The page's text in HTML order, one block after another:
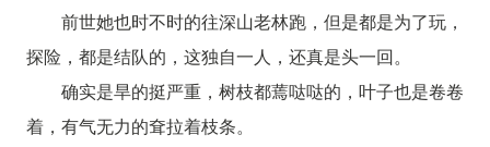
前世她也时不时的往深山老林跑，但是都是为了玩，
探险，都是结队的，这独自一人，还真是头一回。
确实是旱的挺严重，树枝都蔫哒哒的，叶子也是卷卷
着，有气无力的耷拉着枝条。